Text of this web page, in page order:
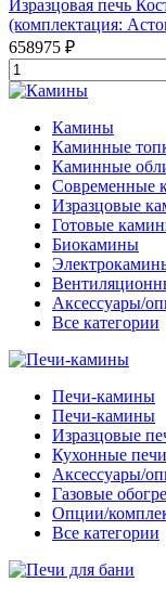
Изразцовая печь
(комплектация:
658975 ₽
Камины
Каминные
Каминные
Современные
Изразцовые
Готовые
Биокамины
Аксессуары/
Все категории
Печи-камины
Печи-камины
Изразцовые
Кухонные печи
Аксессуары/
Газовые
Опции/
Все категории